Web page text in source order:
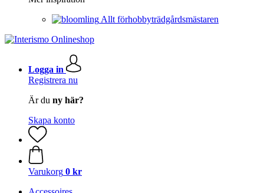
Allt förhobbyträdgårdsmästaren
Logga in
Registrera nu
Är du ny här?
Skapa konto
Varukorg 0 kr